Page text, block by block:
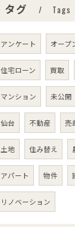
タグ Tags
アンケート オープ
住宅ローン 買取
マンション 未公開
仙台 不動産 売
土地 住み替え
アパート 物件
リノベーション